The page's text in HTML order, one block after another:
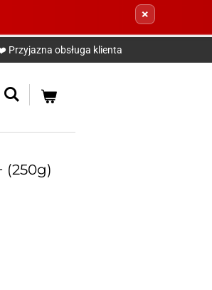
×
Przyjazna obsługa klienta
(250g)